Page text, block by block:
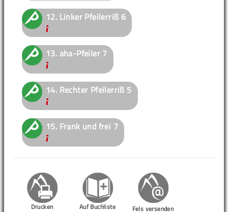
12. Linker Pfeilerriß 6
13. aha-Pfeiler 7
14. Rechter Pfeilerriß 5
15. Frank und frei 7
Drucken Auf Buchliste Fels versenden